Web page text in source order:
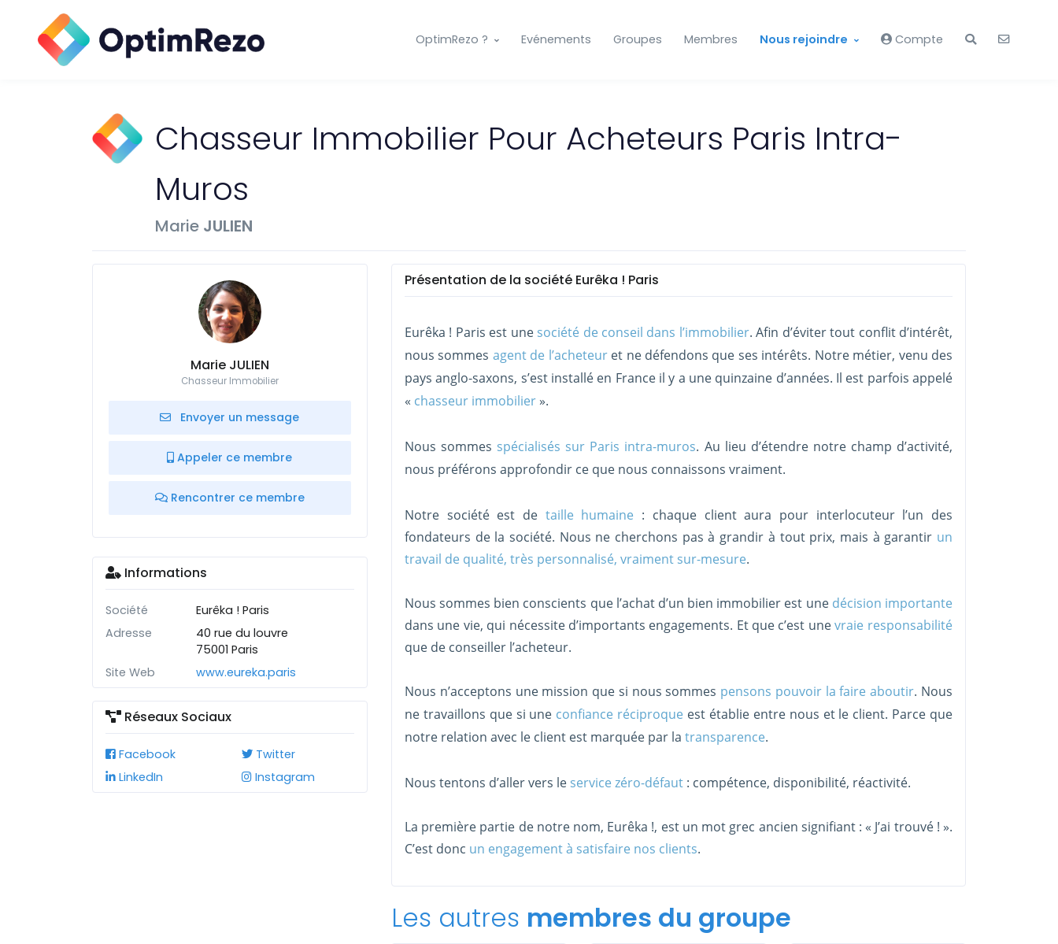
OptimRezo ? Evénements Groupes Membres Nous rejoindre Compte
Chasseur Immobilier Pour Acheteurs Paris Intra-
Muros
Marie JULIEN
Marie JULIEN
Chasseur Immobilier
Envoyer un message
Appeler ce membre
Rencontrer ce membre
Informations
Société
Eurêka ! Paris
Adresse
40 rue du louvre
75001 Paris
Site Web
www.eureka.paris
Réseaux Sociaux
Facebook
Twitter
LinkedIn
Instagram
Présentation de la société Eurêka ! Paris
Eurêka ! Paris est une société de conseil dans l’immobilier. Afin d’éviter tout conflit d’intérêt,
nous sommes agent de l’acheteur et ne défendons que ses intérêts. Notre métier, venu des
pays anglo-saxons, s’est installé en France il y a une quinzaine d’années. Il est parfois appelé
« chasseur immobilier ».
Nous sommes spécialisés sur Paris intra-muros. Au lieu d’étendre notre champ d’activité,
nous préférons approfondir ce que nous connaissons vraiment.
Notre société est de taille humaine : chaque client aura pour interlocuteur l’un des
fondateurs de la société. Nous ne cherchons pas à grandir à tout prix, mais à garantir un
travail de qualité, très personnalisé, vraiment sur-mesure.
Nous sommes bien conscients que l’achat d’un bien immobilier est une décision importante
dans une vie, qui nécessite d’importants engagements. Et que c’est unevraie responsabilité
que de conseiller l’acheteur.
Nous n’acceptons une mission que si nous sommes pensons pouvoir la faire aboutir. Nous
ne travaillons que si une confiance réciproque est établie entre nous et le client. Parce que
notre relation avec le client est marquée par la transparence.
Nous tentons d’aller vers le service zéro-défaut : compétence, disponibilité, réactivité.
La première partie de notre nom, Eurêka !, est un mot grec ancien signifiant : « J’ai trouvé ! ».
C’est donc un engagement à satisfaire nos clients.
Les autres membres du groupe